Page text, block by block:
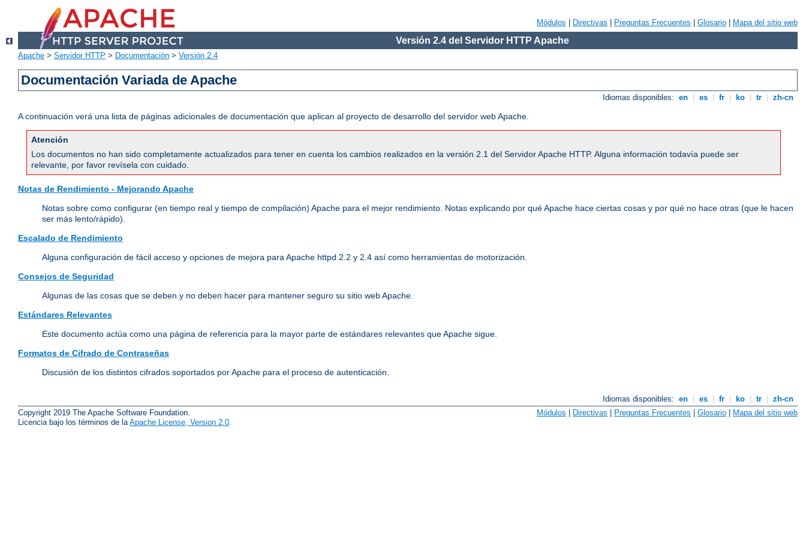
Módulos Directivas Preguntas Frecuentes Glosario Mapa del sitio web
Versión 2.4 del Servidor HTTP Apache
Apache > Servidor HTTP > Documentación > Versión 2.4
Documentación Variada de Apache
Idiomas disponibles: en es fr ko tr zh-cn
A continuación verá una lista de páginas adicionales de documentación que aplican al proyecto de desarrollo del servidor web Apache.
Atención
Los documentos no han sido completamente actualizados para tener en cuenta los cambios realizados en la versión 2.1 del Servidor Apache HTTP. Alguna información todavía puede ser
relevante, por favor revísela con cuidado.
Notas de Rendimiento - Mejorando Apache
Notas sobre como configurar (en tiempo real y tiempo de compilación) Apache para el mejor rendimiento. Notas explicando por qué Apache hace ciertas cosas y por qué no hace otras (que le hacen
ser más lento/rápido).
Escalado de Rendimiento
Alguna configuración de fácil acceso y opciones de mejora para Apache httpd 2.2 y 2.4 así como herramientas de motorización.
Consejos de Seguridad
Algunas de las cosas que se deben y no deben hacer para mantener seguro su sitio web Apache.
Estándares Relevantes
Este documento actúa como una página de referencia para la mayor parte de estándares relevantes que Apache sigue.
Formatos de Cifrado de Contraseñas
Discusión de los distintos cifrados soportados por Apache para el proceso de autenticación.
Idiomas disponibles: en es fr ko tr
zh-cn
Copyright 2019 The Apache Software Foundation.
Licencia bajo los términos de la Apache License, Version 2.0
Módulos | Directivas | Preguntas Frecuentes | Glosario | Mapa del sitio web